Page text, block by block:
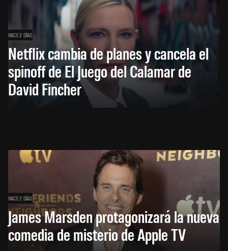
HACE 2 DÍAS
Netflix cambia de planes y cancela el
spinoff de El Juego del Calamar de
David Fincher
HACE 2 DÍAS
James Marsden protagonizará la nueva
comedia de misterio de Apple TV